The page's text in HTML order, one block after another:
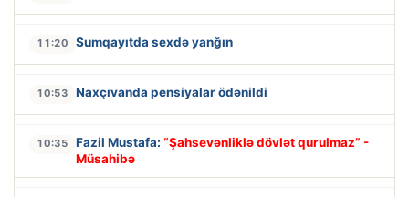
11:20 Sumqayıtda sexdə yanğın
10:53 Naxçıvanda pensiyalar ödənildi
10:35 Fazil Mustafa: “Şahsevənliklə dövlət qurulmaz” -
Müsahibə